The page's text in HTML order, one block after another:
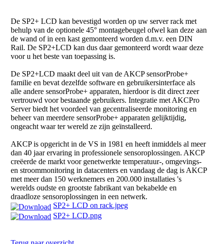
De SP2+ LCD kan bevestigd worden op uw server rack met
behulp van de optionele 45° montagebeugel ofwel kan deze aan
de wand of in een kast gemonteerd worden d.m.v. een DIN
Rail. De SP2+LCD kan dus daar gemonteerd wordt waar deze
voor u het beste van toepassing is.
De SP2+LCD maakt deel uit van de AKCP sensorProbe+
familie en bevat dezelfde software en gebruikersinterface als
alle andere sensorProbe+ apparaten, hierdoor is dit direct zeer
vertrouwd voor bestaande gebruikers. Integratie met AKCPro
Server biedt het voordeel van gecentraliseerde monitoring en
beheer van meerdere sensorProbe+ apparaten gelijktijdig,
ongeacht waar ter wereld ze zijn geïnstalleerd.
AKCP is opgericht in de VS in 1981 en heeft inmiddels al meer
dan 40 jaar ervaring in professionele sensoroplossingen. AKCP
creëerde de markt voor genetwerkte temperatuur-, omgevings-
en stroommonitoring in datacenters en vandaag de dag is AKCP
met meer dan 150 werknemers en 200.000 installaties 's
werelds oudste en grootste fabrikant van bekabelde en
draadloze sensoroplossingen in een netwerk.
SP2+ LCD on rack.jpeg
SP2+ LCD.png